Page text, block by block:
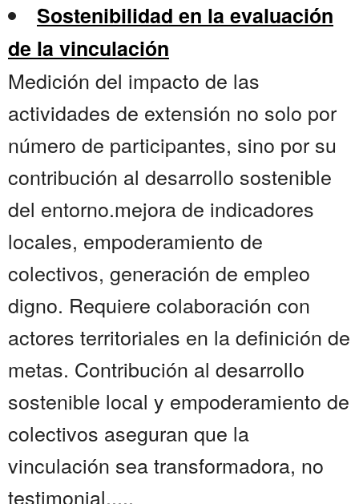
Sostenibilidad en la evaluación
de la vinculación
Medición del impacto de las
actividades de extensión no solo por
número de participantes, sino por su
contribución al desarrollo sostenible
del entorno.mejora de indicadores
locales, empoderamiento de
colectivos, generación de empleo
digno. Requiere colaboración con
actores territoriales en la definición de
metas. Contribución al desarrollo
sostenible local y empoderamiento de
colectivos aseguran que la
vinculación sea transformadora, no
testimonial.....